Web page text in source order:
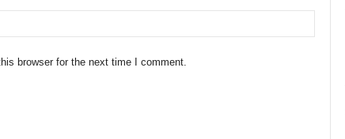
browser for the next time I comment.